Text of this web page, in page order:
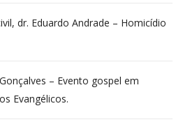
dr. Eduardo Andrade – Homicídio
– Evento gospel em
Evangélicos.